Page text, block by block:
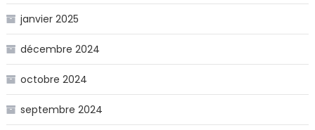
janvier 2025
décembre 2024
octobre 2024
septembre 2024